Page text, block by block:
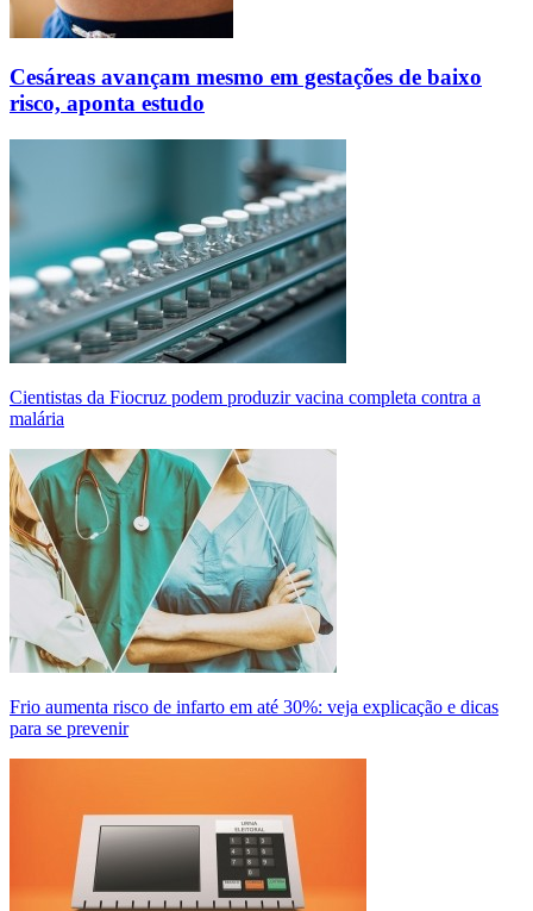
Cesáreas avançam mesmo em gestações de baixo
risco, aponta estudo
Cientistas da Fiocruz podem produzir vacina completa contra a
malária
Frio aumenta risco de infarto em até 30%: veja explicação e dicas
para se prevenir